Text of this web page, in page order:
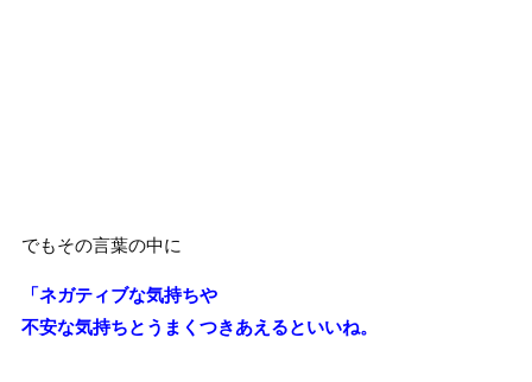
でもその言葉の中に
「ネガティブな気持ちや
不安な気持ちとうまくつきあえるといいね。